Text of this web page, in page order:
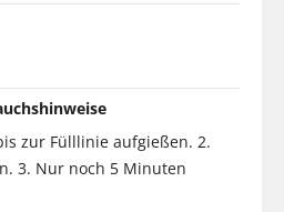
zur Fülllinie aufgießen. 2.
3. Nur noch 5 Minuten